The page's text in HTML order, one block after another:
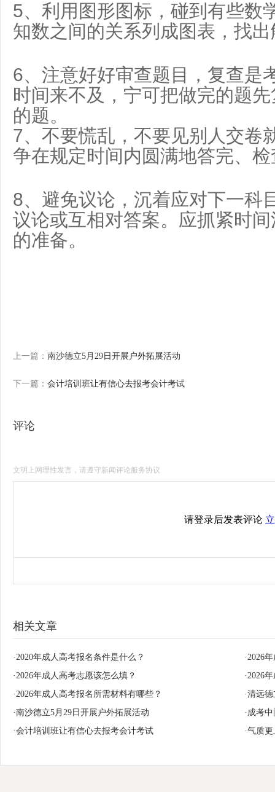
5、利用图形图标，碰到有些数
知数之间的关系列成图表，找
6、注意好好审查题目，复查是
时间来不及，宁可把做完的题
的题。
7、不要慌乱，不要见别人交卷
争在规定时间内圆满地答完、
8、避免议论，沉着应对下一科
议论或互相对答案。应抓紧时
的准备。
上一篇： 南沙德立5月29日开展户外拓展活动
下一篇： 会计培训班让有信心去报考会计考试
评论
文明上网理性发言，请遵守新闻评论服务协议
请登录后发表评论
相关文章
·2020年成人高考报名条件是什么？
·2026
·2026年成人高考志愿该怎么填？
·2026
·2026年成人高考报名所需材料有哪些？
·清远
·南沙德立5月29日开展户外拓展活动
·成考
·会计培训班让有信心去报考会计考试
·气质